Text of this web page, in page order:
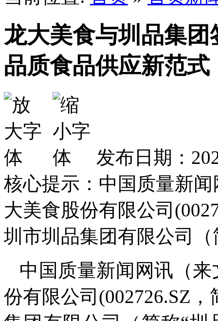
龙大美食与圳品集
品质食品供应新范式
发布日期：
核心提示：中国质量新
大美食股份有限公司
圳市圳品集团有限公司（
中国质量新闻网讯（
份有限公司(002726.SZ